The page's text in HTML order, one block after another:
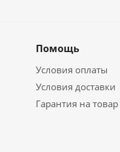
Помощь
Условия оплаты
Условия доставки
Гарантия на товар